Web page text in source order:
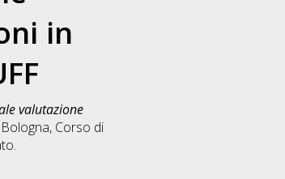
in
valutazione
Corso di